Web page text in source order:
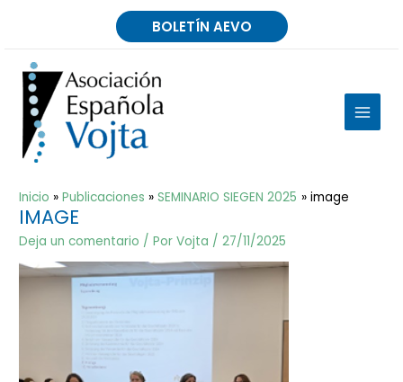
BOLETÍN AEVO
MAIN
Inicio Publicaciones SEMINARIO SIEGEN 2025 image
IMAGE
Deja un comentario / PorVojta /27/11/2025